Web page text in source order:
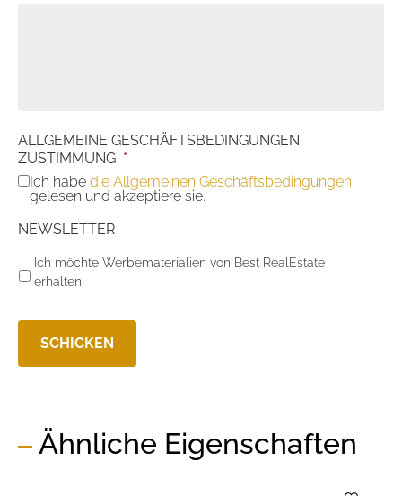
ALLGEMEINE GESCHÄFTSBEDINGUNGEN
ZUSTIMMUNG *
Ich habe die Allgemeinen Geschäftsbedingungen
gelesen und akzeptiere sie.
NEWSLETTER
Ich möchte Werbematerialien von Best RealEstate
erhalten.
Ähnliche Eigenschaften